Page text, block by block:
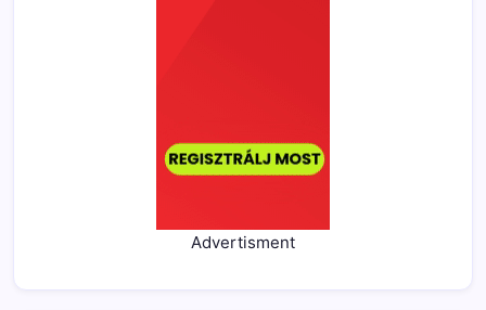
Advertisment